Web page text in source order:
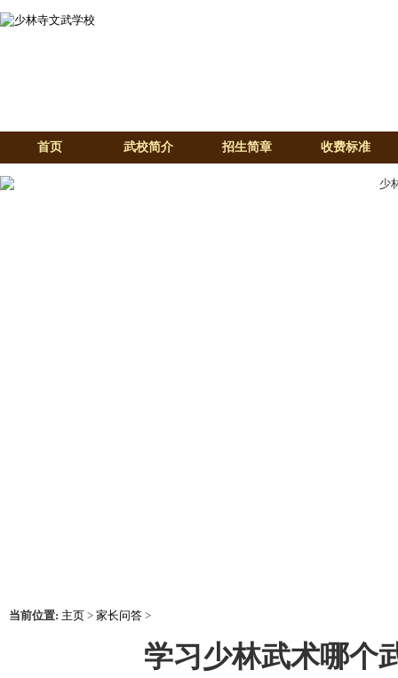
首页 武校简介 招生简章 收费标准
当前位置: 主页 > 家长问答 >
学习少林武术哪个